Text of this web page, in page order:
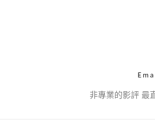
非專業的影評 最